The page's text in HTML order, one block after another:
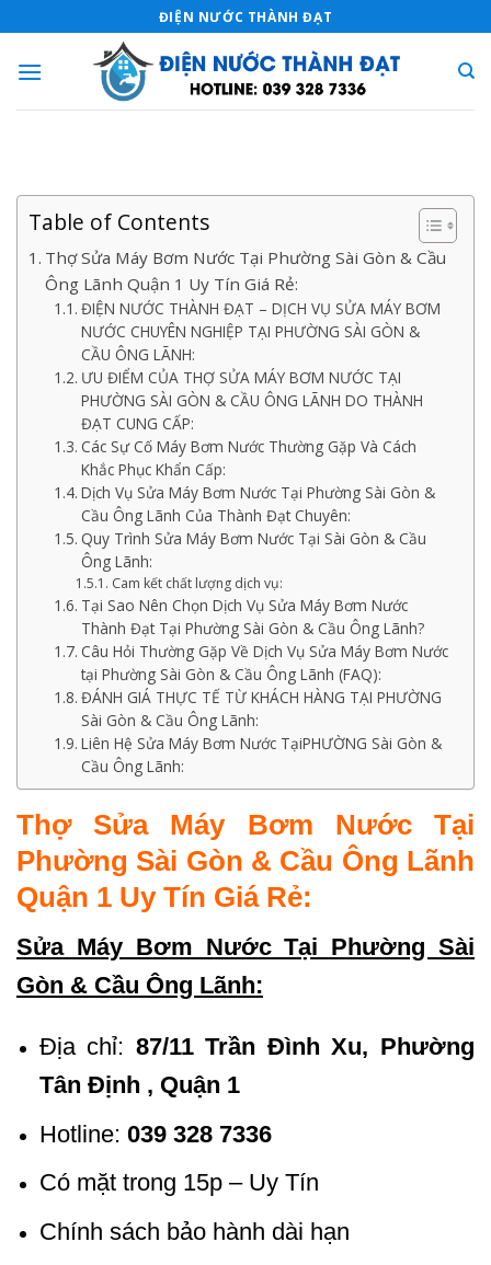
to
content
ĐIỆN NƯỚC THÀNH ĐẠT
Table of Contents
Thợ Sửa Máy Bơm Nước Tại Phường Sài Gòn & Cầu
Ông Lãnh Quận 1 Uy Tín Giá Rẻ:
ĐIỆN NƯỚC THÀNH ĐẠT – DỊCH VỤ SỬA MÁY BƠM
NƯỚC CHUYÊN NGHIỆP TẠI PHƯỜNG SÀI GÒN &
CẦU ÔNG LÃNH:
ƯU ĐIỂM CỦA THỢ SỬA MÁY BƠM NƯỚC TẠI
PHƯỜNG SÀI GÒN & CẦU ÔNG LÃNH DO THÀNH
ĐẠT CUNG CẤP:
Các Sự Cố Máy Bơm Nước Thường Gặp Và Cách
Khắc Phục Khẩn Cấp:
Dịch Vụ Sửa Máy Bơm Nước Tại Phường Sài Gòn &
Cầu Ông Lãnh Của Thành Đạt Chuyên:
Quy Trình Sửa Máy Bơm Nước Tại Sài Gòn & Cầu
Ông Lãnh:
Cam kết chất lượng dịch vụ:
Tại Sao Nên Chọn Dịch Vụ Sửa Máy Bơm Nước
Thành Đạt Tại Phường Sài Gòn & Cầu Ông Lãnh?
Câu Hỏi Thường Gặp Về Dịch Vụ Sửa Máy Bơm Nước
tại Phường Sài Gòn & Cầu Ông Lãnh (FAQ):
ĐÁNH GIÁ THỰC TẾ TỪ KHÁCH HÀNG TẠI PHƯỜNG
Sài Gòn & Cầu Ông Lãnh:
Liên Hệ Sửa Máy Bơm Nước TạiPHƯỜNG Sài Gòn &
Cầu Ông Lãnh:
Thợ Sửa Máy Bơm Nước Tại
Phường Sài Gòn & Cầu Ông Lãnh
Quận 1 Uy Tín Giá Rẻ:
Sửa Máy Bơm Nước Tại Phường Sài
Gòn & Cầu Ông Lãnh:
Địa chỉ: 87/11 Trần Đình Xu, Phường
Tân Định , Quận 1
Hotline: 039 328 7336
Có mặt trong 15p – Uy Tín
Chính sách bảo hành dài hạn